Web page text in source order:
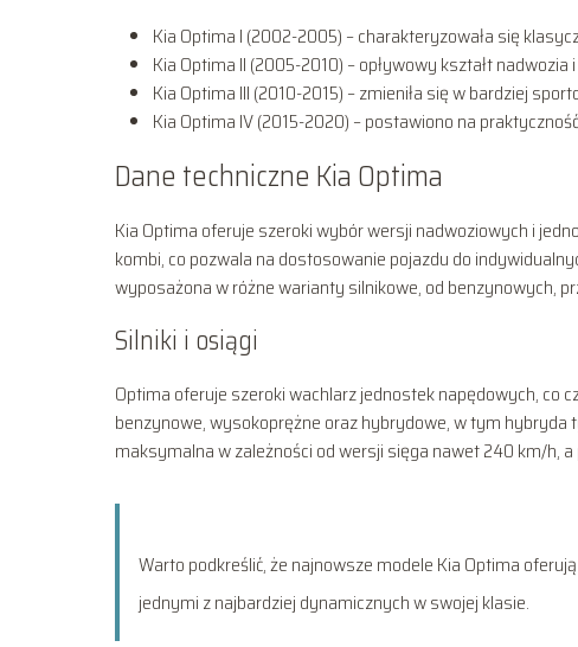
Kia Optima I (2002-2005) – charakteryzowała się
Kia Optima II (2005-2010) – opływowy kształt
Kia Optima III (2010-2015) – zmieniła się w bardziej
Kia Optima IV (2015-2020) – postawiono na
Dane techniczne Kia Optima
Kia Optima oferuje szeroki wybór wersji nadwoziowych i
kombi, co pozwala na dostosowanie pojazdu do
wyposażona w różne warianty silnikowe, od benzynowych,
Silniki i osiągi
Optima oferuje szeroki wachlarz jednostek napędowych, co
benzynowe, wysokoprężne oraz hybrydowe, w tym hybryda
maksymalna w zależności od wersji sięga nawet 240 km/h,
Warto podkreślić, że najnowsze modele Kia Optima
jednymi z najbardziej dynamicznych w swojej klasie.